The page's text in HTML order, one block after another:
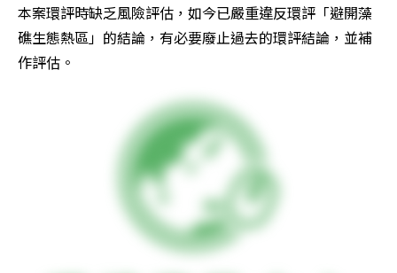
本案環評時缺乏風險評估，如今已嚴重違反環評「避開藻
礁生態熱區」的結論，有必要廢止過去的環評結論，並補
作評估。